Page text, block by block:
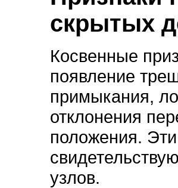
скрытых
Косвенные
появление
примыкания,
отклонения
положения.
узлов.